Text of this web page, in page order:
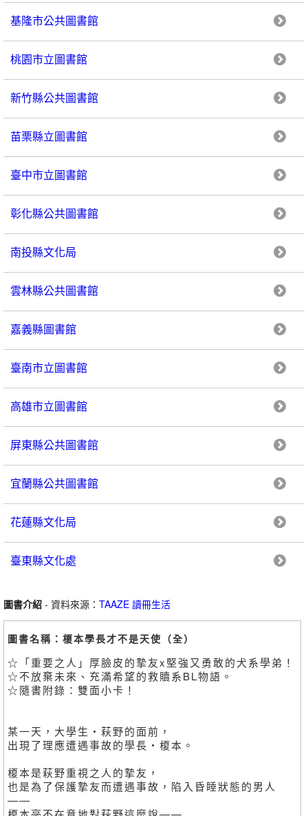
基隆市公共圖書館
桃園市立圖書館
新竹縣公共圖書館
苗栗縣立圖書館
臺中市立圖書館
彰化縣公共圖書館
南投縣文化局
雲林縣公共圖書館
嘉義縣圖書館
臺南市立圖書館
高雄市立圖書館
屏東縣公共圖書館
宜蘭縣公共圖書館
花蓮縣文化局
臺東縣文化處
圖書介紹 - 資料來源： TAAZE 讀冊生活
圖書名稱：榎本學長才不是天使（全）
☆「重要之人」厚臉皮的摯友x堅強又勇敢的犬系學弟！
☆不放棄未來、充滿希望的救贖系BL物語。
☆隨書附錄：雙面小卡！
某一天，大學生・萩野的面前，
出現了理應遭遇事故的學長・榎本。
榎本是萩野重視之人的摯友，
也是為了保護摯友而遭遇事故，陷入昏睡狀態的男人
——